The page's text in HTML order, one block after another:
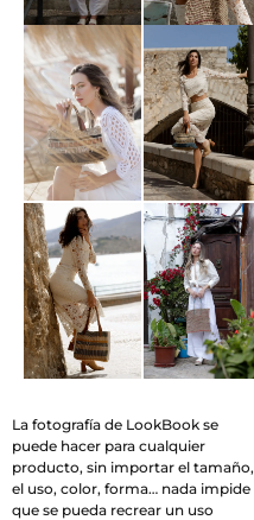
La fotografía de LookBook se
puede hacer para cualquier
producto, sin importar el tamaño,
el uso, color, forma… nada impide
que se pueda recrear un uso